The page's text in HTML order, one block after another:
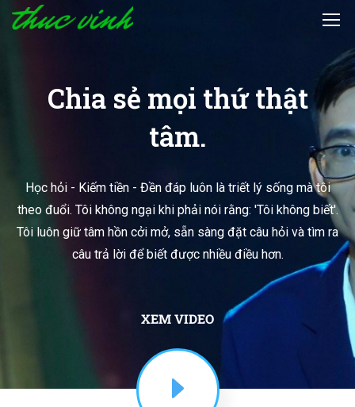
Chia sẻ mọi thứ thật
tâm.
Học hỏi - Kiếm tiền - Đền đáp luôn là triết lý sống mà tôi
theo đuổi. Tôi không ngại khi phải nói rằng: 'Tôi không biết'.
Tôi luôn giữ tâm hồn cởi mở, sẵn sàng đặt câu hỏi và tìm ra
câu trả lời để biết được nhiều điều hơn.
XEM VIDEO